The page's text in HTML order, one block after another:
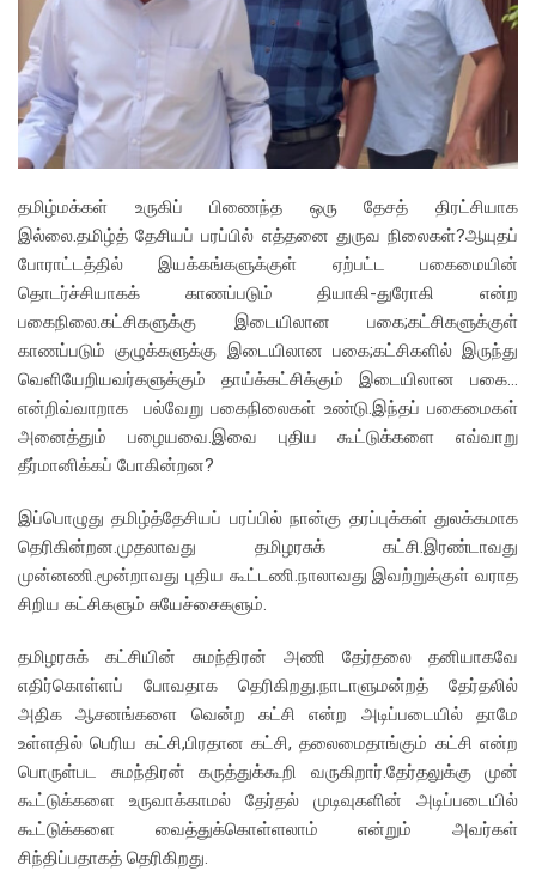
தமிழ்மக்கள் உருகிப் பிணைந்த ஒரு தேசத் திரட்சியாக
இல்லை.தமிழ்த் தேசியப் பரப்பில் எத்தனை துருவ நிலைகள்?ஆயுதப்
போராட்டத்தில் இயக்கங்களுக்குள் ஏற்பட்ட பகைமையின்
தொடர்ச்சியாகக் காணப்படும் தியாகி-துரோகி என்ற
பகைநிலை.கட்சிகளுக்கு இடையிலான பகை;கட்சிகளுக்குள்
காணப்படும் குழுக்களுக்கு இடையிலான பகை;கட்சிகளில் இருந்து
வெளியேறியவர்களுக்கும் தாய்க்கட்சிக்கும் இடையிலான பகை…
என்றிவ்வாறாக பல்வேறு பகைநிலைகள் உண்டு.இந்தப் பகைமைகள்
அனைத்தும் பழையவை.இவை புதிய கூட்டுக்களை எவ்வாறு
தீர்மானிக்கப் போகின்றன?
இப்பொழுது தமிழ்த்தேசியப் பரப்பில் நான்கு தரப்புக்கள் துலக்கமாக
தெரிகின்றன.முதலாவது தமிழரசுக் கட்சி.இரண்டாவது
முன்னணி.மூன்றாவது புதிய கூட்டணி.நாலாவது இவற்றுக்குள் வராத
சிறிய கட்சிகளும் சுயேச்சைகளும்.
தமிழரசுக் கட்சியின் சுமந்திரன் அணி தேர்தலை தனியாகவே
எதிர்கொள்ளப் போவதாக தெரிகிறது.நாடாளுமன்றத் தேர்தலில்
அதிக ஆசனங்களை வென்ற கட்சி என்ற அடிப்படையில் தாமே
உள்ளதில் பெரிய கட்சி,பிரதான கட்சி, தலைமைதாங்கும் கட்சி என்ற
பொருள்பட சுமந்திரன் கருத்துக்கூறி வருகிறார்.தேர்தலுக்கு முன்
கூட்டுக்களை உருவாக்காமல் தேர்தல் முடிவுகளின் அடிப்படையில்
கூட்டுக்களை வைத்துக்கொள்ளலாம் என்றும் அவர்கள்
சிந்திப்பதாகத் தெரிகிறது.